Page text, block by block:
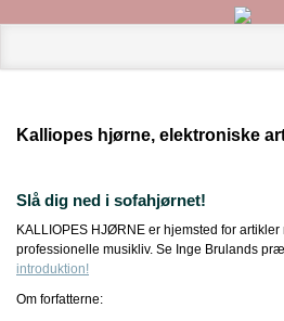
Kalliopes hjørne, elektroniske
Slå dig ned i sofahjørnet!
KALLIOPES HJØRNE er hjemsted for
professionelle musikliv. Se Inge Brulands
introduktion!
Om forfatterne: